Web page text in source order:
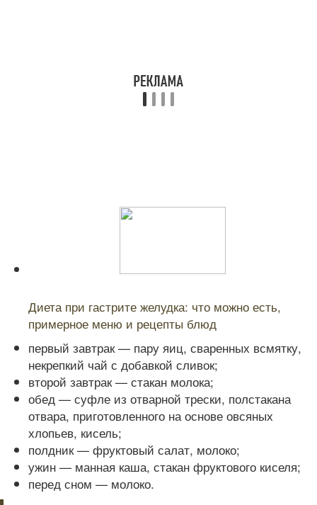
Диета при гастрите желудка: что можно есть,
примерное меню и рецепты блюд
первый завтрак — пару яиц, сваренных всмятку,
некрепкий чай с добавкой сливок;
второй завтрак — стакан молока;
обед — суфле из отварной трески, полстакана
отвара, приготовленного на основе овсяных
хлопьев, кисель;
полдник — фруктовый салат, молоко;
ужин — манная каша, стакан фруктового киселя;
перед сном — молоко.